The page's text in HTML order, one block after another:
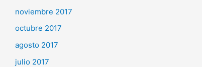
noviembre 2017
octubre 2017
agosto 2017
julio 2017